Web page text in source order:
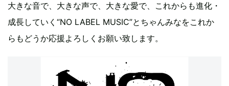
大きな音で、大きな声で、大きな愛で、これからも進化・
成長していく“NO LABEL MUSIC”とちゃんみなをこれか
らもどうか応援よろしくお願い致します。